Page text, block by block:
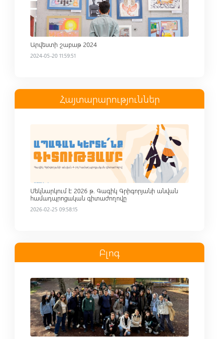
Արվեստի շաբաթ 2024
2024-05-20 11:59:51
Հայտարարություններ
Մեկնարկում է 2026 թ. Գագիկ Գրիգորյանի անվան
համադպրոցական գիտաժողովը
2026-02-25 09:58:15
Բլոգ
Read more